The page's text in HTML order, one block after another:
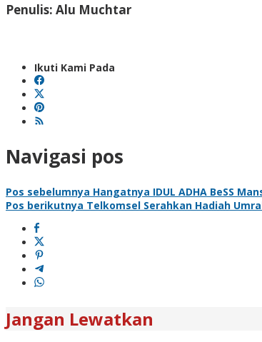
Penulis: Alu Muchtar
Ikuti Kami Pada
Navigasi pos
Pos sebelumnya Hangatnya IDUL ADHA BeSS
Pos berikutnya Telkomsel Serahkan Hadiah
Jangan Lewatkan